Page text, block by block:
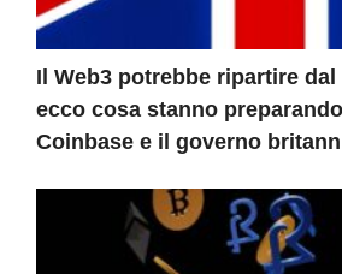
Il Web3 potrebbe ripartire
ecco cosa stanno
Coinbase e il governo